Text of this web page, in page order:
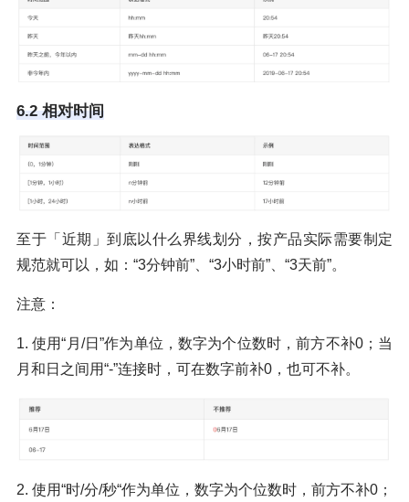
6.2 相对时间
至于「近期」到底以什么界线划分，按产品实际需要制定
规范就可以，如：“3分钟前”、“3小时前”、“3天前”。
注意：
1. 使用“月/日”作为单位，数字为个位数时，前方不补0；当
月和日之间用“-”连接时，可在数字前补0，也可不补。
2. 使用“时/分/秒“作为单位，数字为个位数时，前方不补0；